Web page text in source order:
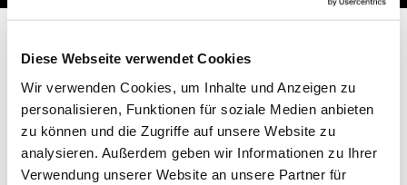
Diese Webseite verwendet Cookies
Wir verwenden Cookies, um Inhalte und Anzeigen zu
personalisieren, Funktionen für soziale Medien anbieten
zu können und die Zugriffe auf unsere Website zu
analysieren. Außerdem geben wir Informationen zu Ihrer
Verwendung unserer Website an unsere Partner für